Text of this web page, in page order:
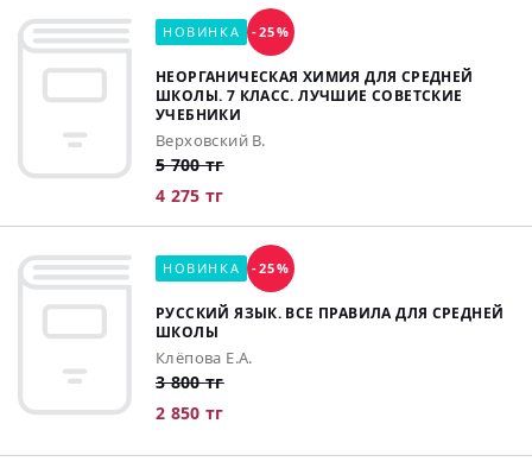
НОВИНКА -25%
НЕОРГАНИЧЕСКАЯ ХИМИЯ ДЛЯ СРЕДНЕЙ
ШКОЛЫ. 7 КЛАСС. ЛУЧШИЕ СОВЕТСКИЕ
УЧЕБНИКИ
Верховский В.
5 700 тг
4 275 тг
НОВИНКА -25%
РУССКИЙ ЯЗЫК. ВСЕ ПРАВИЛА ДЛЯ СРЕДНЕЙ
ШКОЛЫ
Клёпова Е.А.
3 800 тг
2 850 тг